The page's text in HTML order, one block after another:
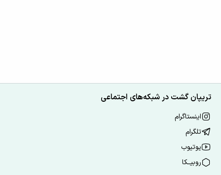
تریپان گشت در شبکه‌های اجتماعی
اینستاگرام
تلگرام
یوتیوب
روبیــکا